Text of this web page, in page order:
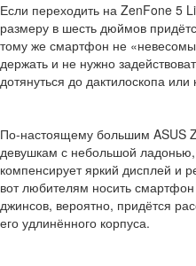
Если переходить на ZenFone 5
размеру в шесть дюймов
тому же смартфон не
держать и не нужно
дотянуться до дактилоскопа
По-настоящему большим ASUS
девушкам с небольшой
компенсирует яркий дисплей и
вот любителям носить
джинсов, вероятно, придётся
его удлинённого корпуса.